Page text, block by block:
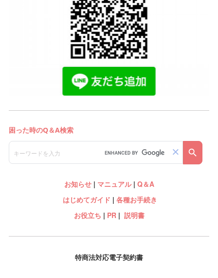
お知らせ| マニュアル| Q＆A
はじめてガイド | 各種お手続き
お役立ち | PR| 説明書
特商法対応電子契約書